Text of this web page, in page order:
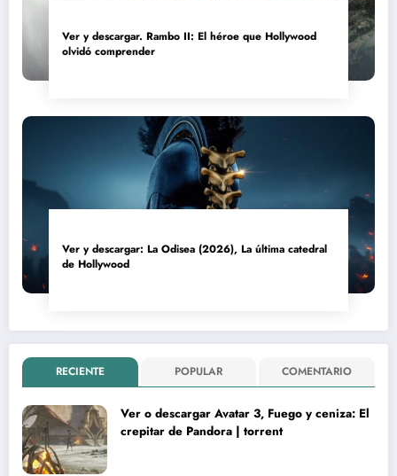
Ver y descargar. Rambo II: El héroe que Hollywood
olvidó comprender
Ver y descargar: La Odisea (2026), La última catedral
de Hollywood
RECIENTE POPULAR COMENTARIO
Ver o descargar Avatar 3, Fuego y ceniza: El
crepitar de Pandora | torrent